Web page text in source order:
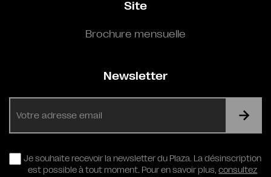
Site
Brochure mensuelle
Newsletter
RGPD
Je souhaite recevoir la newsletter du Plaza. La désinscription
est possible à tout moment. Pour en savoir plus,consultez